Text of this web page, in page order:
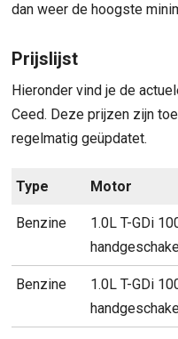
dan weer de hoogste
Prijslijst
Hieronder vind je de
Ceed. Deze prijzen zijn
regelmatig geüpdatet.
Type Motor
Benzine
1.0L T-GDi
Benzine
1.0L T-GDi